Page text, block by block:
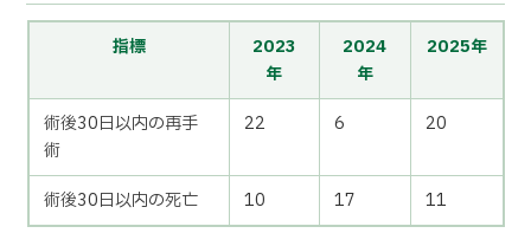
指標
2023
年
2024
年
2025年
術後30日以内の再手
術
22 6 20
術後30日以内の死亡 10 17 11